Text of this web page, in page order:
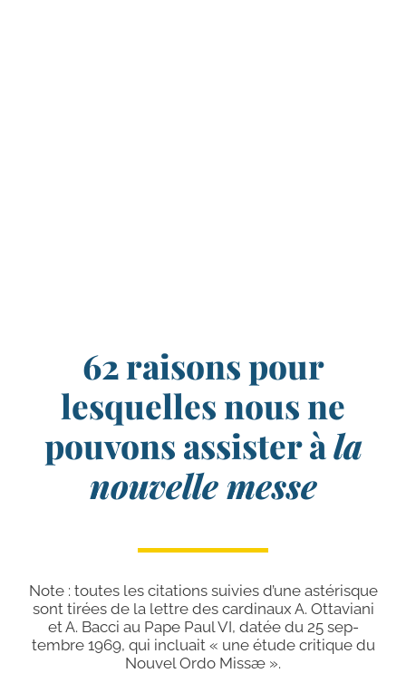
62 raisons pour
lesquelles nous ne
pouvons assister àla
nouvelle messe
Note : toutes les cita­tions sui­vies d’une asté­risque
sont tirées de la lettre des car­di­naux A. Ottaviani
et A. Bacci au Pape Paul VI, datée du 25 sep­
tembre 1969, qui incluait « une étude cri­tique du
Nouvel Ordo Missæ ».